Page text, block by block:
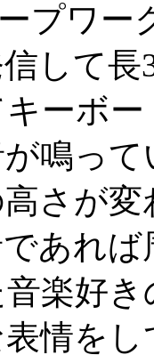
プワー
して
ーボ
鳴っ
さが
あれ
楽好
情を